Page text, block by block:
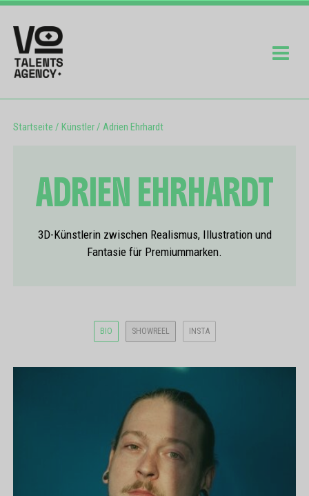
Startseite / Künstler/ Adrien Ehrhardt
ADRIEN EHRHARDT
3D-Künstlerin zwischen Realismus, Illustration und
Fantasie für Premiummarken.
BIO SHOWREEL INSTA